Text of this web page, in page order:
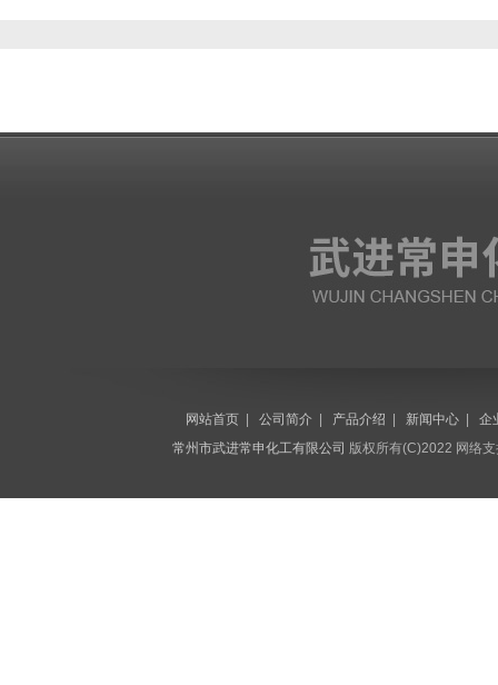
网站首页| 公司简介| 产品介绍 新闻中心| 企
常州市武进常申化工有限公司 版权所有(C)2022 网络